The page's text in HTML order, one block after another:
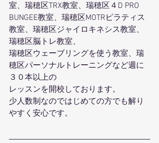
室、瑞穂区TRX教室、瑞穂区４D PRO
BUNGEE教室、瑞穂区MOTRピラティス
教室、瑞穂区ジャイロキネシス教室、
瑞穂区脳トレ教室、
瑞穂区ウェーブリングを使う教室、瑞
穂区パーソナルトレーニングなど週に
３０本以上の
レッスンを開校しております。
少人数制なのではじめての方でも解り
やすく安心です。